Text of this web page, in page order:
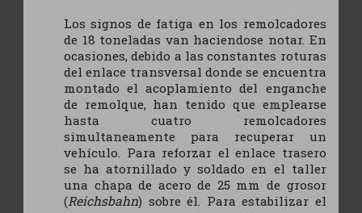
Los signos de fatiga en los remolcadores
de 18 toneladas van haciendose notar. En
ocasiones, debido a las constantes roturas
del enlace transversal donde se encuentra
montado el acoplamiento del enganche
de remolque, han tenido que emplearse
hasta cuatro remolcadores
simultaneamente para recuperar un
vehículo. Para reforzar el enlace trasero
se ha atornillado y soldado en el taller
una chapa de acero de 25 mm de grosor
(Reichsbahn) sobre él. Para estabilizar el